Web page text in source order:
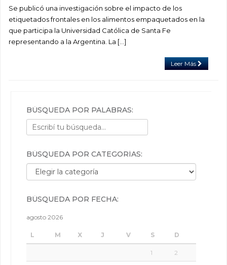
Se publicó una investigación sobre el impacto de los
etiquetados frontales en los alimentos empaquetados en la
que participa la Universidad Católica de Santa Fe
representando a la Argentina. La […]
Leer Más
BÚSQUEDA POR PALABRAS:
BÚSQUEDA POR CATEGORÍAS:
Búsqueda por categorías:
BÚSQUEDA POR FECHA:
agosto 2026
L M X J V S D
1 2